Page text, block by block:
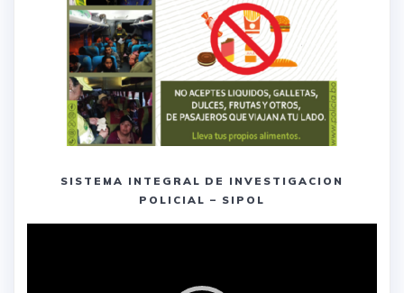
SISTEMA INTEGRAL DE INVESTIGACION
POLICIAL – SIPOL